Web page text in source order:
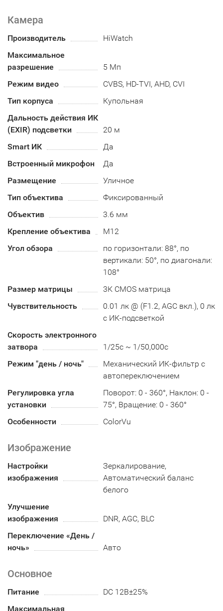
Камера
Производитель
HiWatch
Максимальное
разрешение
5 Мп
Режим видео
CVBS, HD-TVI, AHD, CVI
Тип корпуса
Купольная
Дальность действия ИК
(EXIR) подсветки
20 м
Smart ИК
Да
Встроенный микрофон
Да
Размещение
Уличное
Тип объектива
Фиксированный
Объектив
3.6 мм
Крепление объектива
М12
Угол обзора
по горизонтали: 88°, по
вертикали: 50°, по диагонали:
108°
Размер матрицы
3К CMOS матрица
Чувствительность
0.01 лк @ (F1.2, AGC вкл.), 0 лк
с ИК-подсветкой
Скорость электронного
затвора
1/25с ~ 1/50,000с
Режим "день / ночь"
Механический ИК-фильтр с
автопереключением
Регулировка угла
установки
Поворот: 0 - 360°, Наклон: 0 -
75°, Вращение: 0 - 360°
Особенности
ColorVu
Изображение
Настройки
изображения
Зеркалирование,
Автоматический баланс
белого
Улучшение
изображения
DNR, AGC, BLC
Переключение «День /
ночь»
Авто
Основное
Питание
DC 12В±25%
Максимальная